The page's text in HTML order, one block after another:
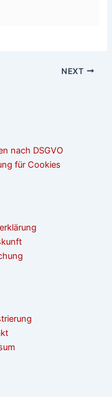
NEXT
nach DSGVO
für Cookies